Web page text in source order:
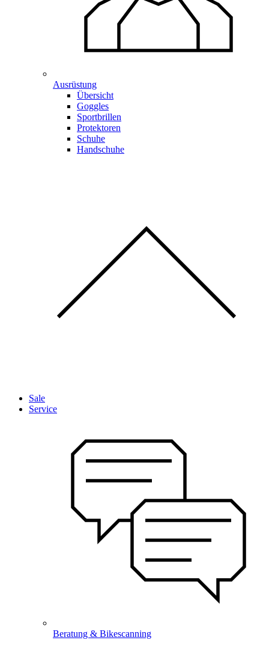
Ausrüstung
Übersicht
Goggles
Sportbrillen
Protektoren
Schuhe
Handschuhe
Sale
Service
Beratung & Bikescanning